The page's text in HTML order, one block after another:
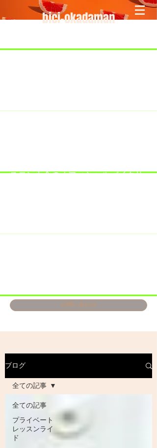
bici-okadaman
スロン大会のオフィシャルバイクサ
お問い合わせ
ブログ
全ての記事
プライベート
レッスンライ
ド
全ての記事